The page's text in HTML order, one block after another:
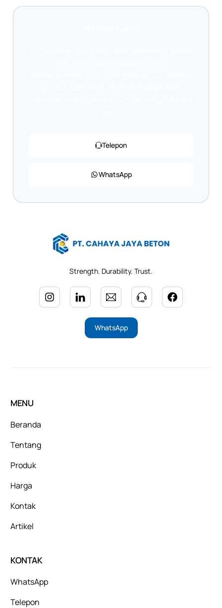
Telepon
WhatsApp
Strength. Durability. Trust.
WhatsApp
MENU
Beranda
Tentang
Produk
Harga
Kontak
Artikel
KONTAK
WhatsApp
Telepon